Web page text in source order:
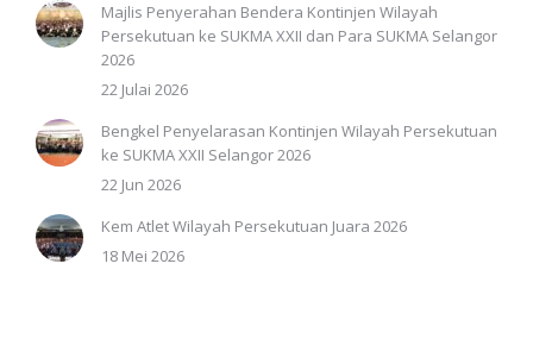
Majlis Penyerahan Bendera Kontinjen Wilayah
Persekutuan ke SUKMA XXII dan Para SUKMA Selangor
2026
22 Julai 2026
Bengkel Penyelarasan Kontinjen Wilayah Persekutuan
ke SUKMA XXII Selangor 2026
22 Jun 2026
Kem Atlet Wilayah Persekutuan Juara 2026
18 Mei 2026